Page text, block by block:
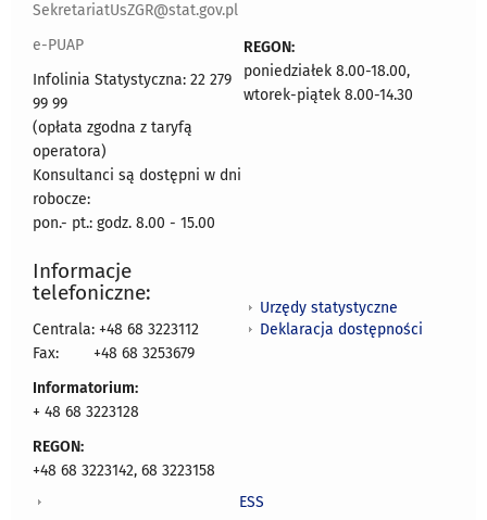
SekretariatUsZGR@stat.gov.pl
e-PUAP
Infolinia Statystyczna: 22 279
99 99
(opłata zgodna z taryfą
operatora)
Konsultanci są dostępni w dni
robocze:
pon.- pt.: godz. 8.00 - 15.00
REGON:
poniedziałek 8.00-18.00,
wtorek-piątek 8.00-14.30
Informacje
telefoniczne:
Centrala: +48 68 3223112
Fax:
+48 68 3253679
Informatorium:
+ 48 68 3223128
REGON:
+48 68 3223142, 68 3223158
Urzędy statystyczne
Deklaracja dostępności
ESS